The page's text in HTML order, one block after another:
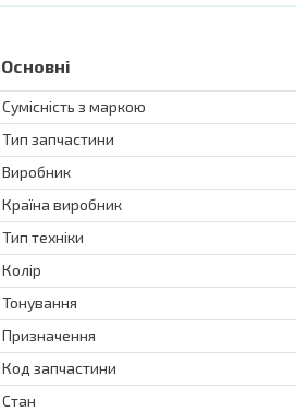
Основні
Сумісність з маркою
Тип запчастини
Виробник
Країна виробник
Тип техніки
Колір
Тонування
Призначення
Код запчастини
Стан